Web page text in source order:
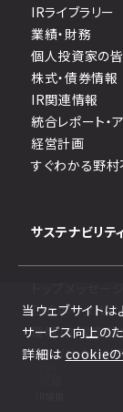
IRライブラリー
業績・財務
個人投資家の
株式・債券情報
IR関連情報
統合レポート・
経営計画
すぐわかる野
サステナビリテ
ESGポータルサ
環境（気候変動
社会（社会と社
特集 TCFD（
当ウェブサイトは
サービス向上の
詳細は cookieの